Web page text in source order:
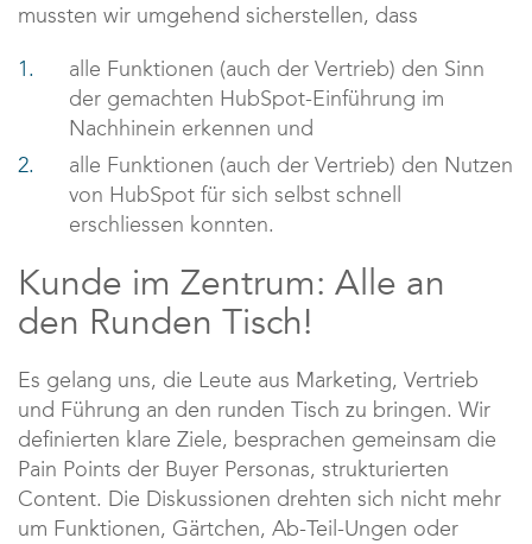
mussten wir umgehend sicherstellen, dass
alle Funktionen (auch der Vertrieb) den Sinn
der gemachten HubSpot-Einführung im
Nachhinein erkennen und
alle Funktionen (auch der Vertrieb) den Nutzen
von HubSpot für sich selbst schnell
erschliessen konnten.
Kunde im Zentrum: Alle an
den Runden Tisch!
Es gelang uns, die Leute aus Marketing, Vertrieb
und Führung an den runden Tisch zu bringen. Wir
definierten klare Ziele, besprachen gemeinsam die
Pain Points der Buyer Personas, strukturierten
Content. Die Diskussionen drehten sich nicht mehr
um Funktionen, Gärtchen, Ab-Teil-Ungen oder